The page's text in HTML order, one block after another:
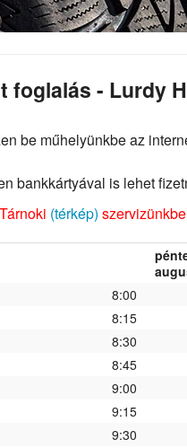
foglalás - Lurdy
be műhelyünkbe az
bankkártyával is lehet
(térkép)
8:00
8:15
8:30
8:45
9:00
9:15
9:30